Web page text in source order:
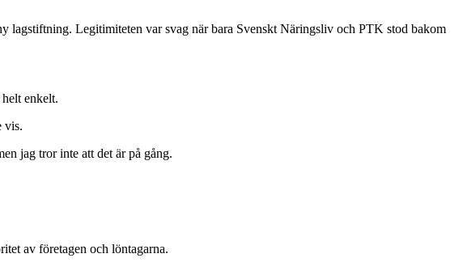
lagstiftning. Legitimiteten var svag när bara Svenskt Näringsliv och PTK stod bakom
enkelt.
vis.
jag tror inte att det är på gång.
av företagen och löntagarna.